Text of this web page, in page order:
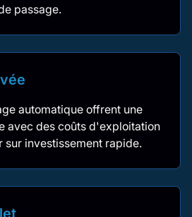
passage.
automatique offrent une
avec des coûts d'exploitation
sur investissement rapide.